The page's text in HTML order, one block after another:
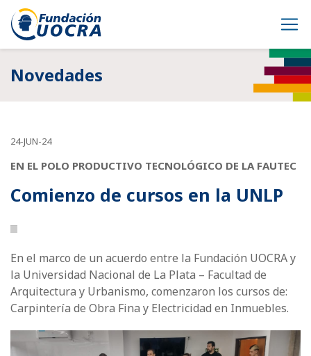
Novedades
24-JUN-24
EN EL POLO PRODUCTIVO TECNOLÓGICO DE LA FAUTEC
Comienzo de cursos en la UNLP
En el marco de un acuerdo entre la Fundación UOCRA y
la Universidad Nacional de La Plata – Facultad de
Arquitectura y Urbanismo, comenzaron los cursos de:
Carpintería de Obra Fina y Electricidad en Inmuebles.